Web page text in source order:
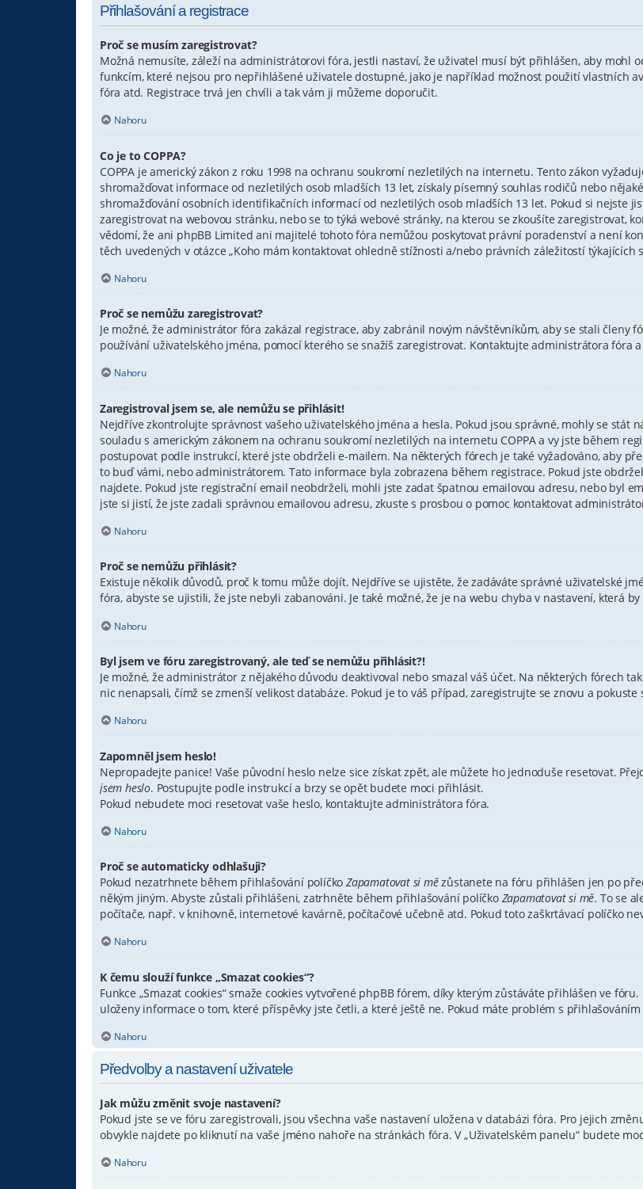
Přihlašování a registrace
Proč se musím zaregistrovat?
Možná nemusíte, záleží na administrátorovi fóra, jestli nastaví, že uživatel musí být přihlášen, aby mohl
funkcím, které nejsou pro nepřihlášené uživatele dostupné, jako je například možnost použití vlastních
fóra atd. Registrace trvá jen chvíli a tak vám ji můžeme doporučit.
Nahoru
Co je to COPPA?
COPPA je americký zákon z roku 1998 na ochranu soukromí nezletilých na internetu. Tento zákon
shromažďovat informace od nezletilých osob mladších 13 let, získaly písemný souhlas rodičů nebo
shromažďování osobních identifikačních informací od nezletilých osob mladších 13 let. Pokud si nejste
zaregistrovat na webovou stránku, nebo se to týká webové stránky, na kterou se zkoušíte zaregistrovat,
vědomí, že ani phpBB Limited ani majitelé tohoto fóra nemůžou poskytovat právní poradenství a není
těch uvedených v otázce „Koho mám kontaktovat ohledně stížnosti a/nebo právních záležitostí týkajících
Nahoru
Proč se nemůžu zaregistrovat?
Je možné, že administrátor fóra zakázal registrace, aby zabránil novým návštěvníkům, aby se stali členy
používání uživatelského jména, pomocí kterého se snažíš zaregistrovat. Kontaktujte administrátora fóra
Nahoru
Zaregistroval jsem se, ale nemůžu se přihlásit!
Nejdříve zkontrolujte správnost vašeho uživatelského jména a hesla. Pokud jsou správné, mohly se stát
souladu s americkým zákonem na ochranu soukromí nezletilých na internetu COPPA a vy jste během
postupovat podle instrukcí, které jste obdrželi e-mailem. Na některých fórech je také vyžadováno, aby
to buď vámi, nebo administrátorem. Tato informace byla zobrazena během registrace. Pokud jste
najdete. Pokud jste registrační email neobdrželi, mohli jste zadat špatnou emailovou adresu, nebo byl
jste si jistí, že jste zadali správnou emailovou adresu, zkuste s prosbou o pomoc kontaktovat
Nahoru
Proč se nemůžu přihlásit?
Existuje několik důvodů, proč k tomu může dojít. Nejdříve se ujistěte, že zadáváte správné uživatelské
fóra, abyste se ujistili, že jste nebyli zabanováni. Je také možné, že je na webu chyba v nastavení, která
Nahoru
Byl jsem ve fóru zaregistrovaný, ale teď se nemůžu přihlásit?!
Je možné, že administrátor z nějakého důvodu deaktivoval nebo smazal váš účet. Na některých fórech
nic nenapsali, čímž se zmenší velikost databáze. Pokud je to váš případ, zaregistrujte se znovu a pokuste
Nahoru
Zapomněl jsem heslo!
Nepropadejte panice! Vaše původní heslo nelze sice získat zpět, ale můžete ho jednoduše resetovat.
jsem heslo. Postupujte podle instrukcí a brzy se opět budete moci přihlásit.
Pokud nebudete moci resetovat vaše heslo, kontaktujte administrátora fóra.
Nahoru
Proč se automaticky odhlašuji?
Pokud nezatrhnete během přihlašování políčko Zapamatovat si mězůstanete na fóru přihlášen jen po
někým jiným. Abyste zůstali přihlášeni, zatrhněte během přihlašování políčko Zapamatovat si mě. To se
počítače, např. v knihovně, internetové kavárně, počítačové učebně atd. Pokud toto zaškrtávací políčko
Nahoru
K čemu slouží funkce „Smazat cookies“?
Funkce „Smazat cookies“ smaže cookies vytvořené phpBB fórem, díky kterým zůstáváte přihlášen ve
uloženy informace o tom, které příspěvky jste četli, a které ještě ne. Pokud máte problém s
Nahoru
Předvolby a nastavení uživatele
Jak můžu změnit svoje nastavení?
Pokud jste se ve fóru zaregistrovali, jsou všechna vaše nastavení uložena v databázi fóra. Pro jejich
obvykle najdete po kliknutí na vaše jméno nahoře na stránkách fóra. V „Uživatelském panelu“ budete
Nahoru